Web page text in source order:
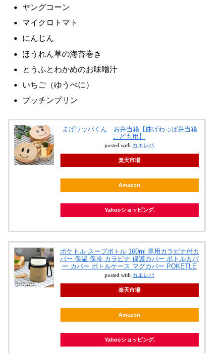
ヤングコーン
マイクロトマト
にんじん
ほうれん草の海苔巻き
とうふとわかめのお味噌汁
いちご（ゆうべに）
プッチンプリン
まげワッパくん お弁当箱【曲げわっぱ弁当箱
こども用】
posted with カエレバ
楽天市場
Amazon
Yahooショッピング
ポケトル スープボトル 160ml 専用カラビナ付カ
バー 保温 保冷 カラビナ 保護カバー ボトルカバ
ー カバー ボトルケース マグカバー POKETLE
posted with カエレバ
楽天市場
Amazon
Yahooショッピング